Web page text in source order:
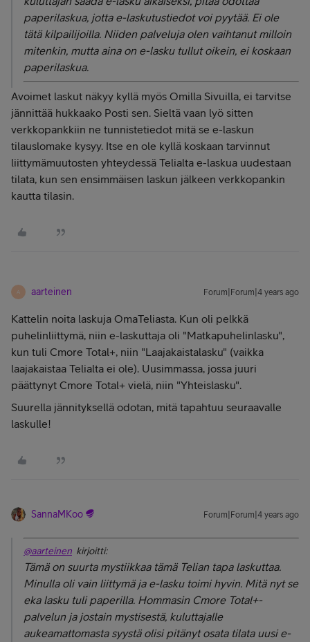
paperilaskua, jotta e-laskutustiedot voi pyytää. Ei ole
tätä kilpailijoilla. Niiden palveluja olen vaihtanut milloin
mitenkin, mutta aina on e-lasku tullut oikein, ei koskaan
paperilaskua.
Avoimet laskut näkyy kyllä myös Omilla Sivuilla, ei tarvitse
jännittää hukkaako Posti sen. Sieltä vaan lyö sitten
verkkopankkiin ne tunnistetiedot mitä se e-laskun
tilauslomake kysyy. Itse en ole kyllä koskaan tarvinnut
liittymämuutosten yhteydessä Telialta e-laskua uudestaan
tilata, kun sen ensimmäisen laskun jälkeen verkkopankin
kautta tilasin.
A aarteinen Forum|Forum|4 years ago
Kattelin noita laskuja OmaTeliasta. Kun oli pelkkä
puhelinliittymä, niin e-laskuttaja oli "Matkapuhelinlasku",
kun tuli Cmore Total+, niin "Laajakaistalasku" (vaikka
laajakaistaa Telialta ei ole). Uusimmassa, jossa juuri
päättynyt Cmore Total+ vielä, niin "Yhteislasku".
Suurella jännityksellä odotan, mitä tapahtuu seuraavalle
laskulle!
SannaMKoo Forum|Forum|4 years ago
@aarteinen kirjoitti:
Tämä on suurta mystiikkaa tämä Telian tapa laskuttaa.
Minulla oli vain liittymä ja e-lasku toimi hyvin. Mitä nyt se
eka lasku tuli paperilla. Hommasin Cmore Total+-
palvelun ja jostain mystisestä, kuluttajalle
aukeamattomasta syystä olisi pitänyt osata tilata uusi e-